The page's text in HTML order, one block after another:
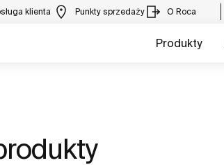
klienta Punkty sprzedaży O Roca
Produkty